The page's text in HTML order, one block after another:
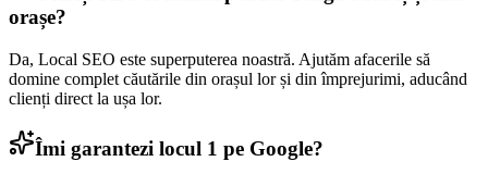
orașe?
Da, Local SEO este superputerea noastră. Ajutăm afacerile să
domine complet căutările din orașul lor și din împrejurimi, aducând
clienți direct la ușa lor.
Îmi garantezi locul 1 pe Google?